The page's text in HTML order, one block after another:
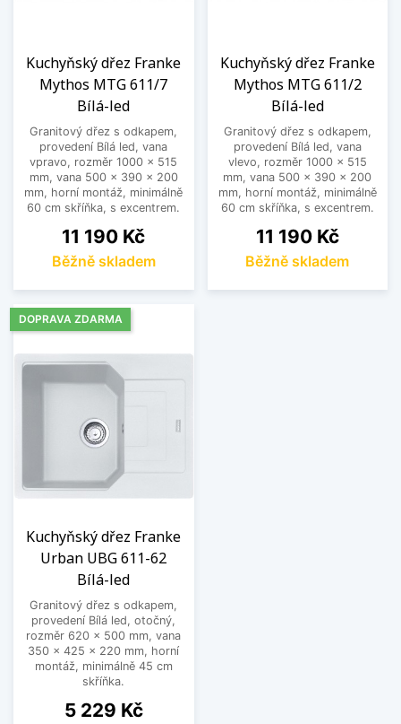
Kuchyňský dřez Franke
Mythos MTG 611/7
Bílá-led
Granitový dřez s odkapem,
provedení Bílá led, vana
vpravo, rozměr 1000 x 515
mm, vana 500 x 390 x 200
mm, horní montáž, minimálně
60 cm skříňka, s excentrem.
Cena
11 190 Kč
Běžně skladem
Kuchyňský dřez Franke
Mythos MTG 611/2
Bílá-led
Granitový dřez s odkapem,
provedení Bílá led, vana
vlevo, rozměr 1000 x 515
mm, vana 500 x 390 x 200
mm, horní montáž, minimálně
60 cm skříňka, s excentrem.
Cena
11 190 Kč
Běžně skladem
Kuchyňský dřez Franke
Urban UBG 611-62
Bílá-led
Granitový dřez s odkapem,
provedení Bílá led, otočný,
rozměr 620 x 500 mm, vana
350 x 425 x 220 mm, horní
montáž, minimálně 45 cm
skříňka.
Cena
5 229 Kč
DOPRAVA ZDARMA